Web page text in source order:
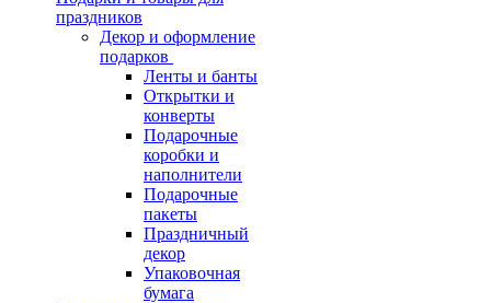
праздников
Декор и оформление
подарков
Ленты и банты
Открытки и
конверты
Подарочные
коробки и
наполнители
Подарочные
пакеты
Праздничный
декор
Упаковочная
бумага